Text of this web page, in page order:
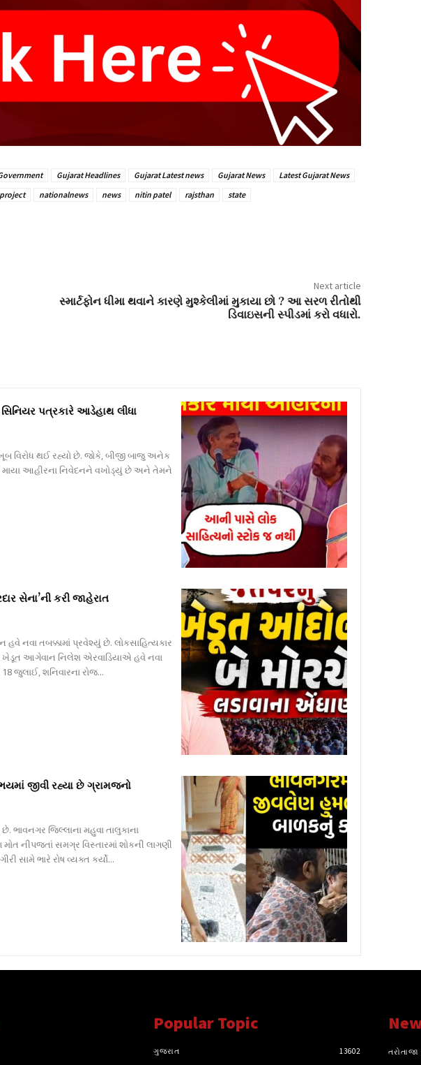
Gujarat Headlines Gujarat Latest news Gujarat News
Latest Gujarat News
nationalnews news nitin patel rajsthan state
Next article
સ્માર્ટફોન ધીમા થવાને કારણે મુશ્કેલીમાં મુકાયા છો ? આ સરળ રીતોથી
ડિવાઇસની સ્પીડમાં કરો વધારો.
પત્રકારે આડેહાથ લીધા
ખૂબ વિરોધ થઈ રહ્યો છે. જોકે, બીજી બાજુ અનેક
માયા આહીરના નિવેદનને વખોડ્યું છે અને તેમને
સેના’ની કરી જાહેરાત
નવા તબક્કામાં પ્રવેશ્યું છે. લોકસાહિત્યકાર
ખેડૂત આગેવાન નિલેશ એરવાડિયાએ હવે નવા
જુલાઈ, શનિવારના રોજ...
જીવી રહ્યા છે ગ્રામજનો
ભાવનગર જિલ્લાના મહુવા તાલુકાના
નીપજતાં સમગ્ર વિસ્તારમાં શોકની લાગણી
સામે ભારે રોષ વ્યક્ત કર્યો...
Popular Topic
ગુજરાત
13602